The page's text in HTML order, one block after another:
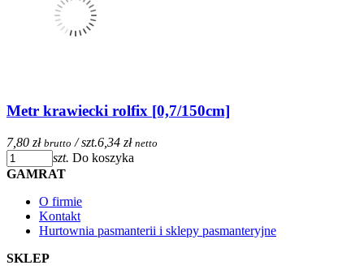
Metr krawiecki rolfix [0,7/150cm]
7,80 zł brutto / szt.6,34 zł netto
szt. Do koszyka
GAMRAT
O firmie
Kontakt
Hurtownia pasmanterii i sklepy pasmanteryjne
SKLEP